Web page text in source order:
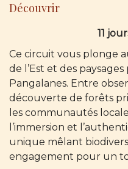
Découvrir
11
Ce circuit vous plonge
de l’Est et des
Pangalanes. Entre
découverte de forêts
les communautés
l’immersion et
unique mêlant
engagement pour un